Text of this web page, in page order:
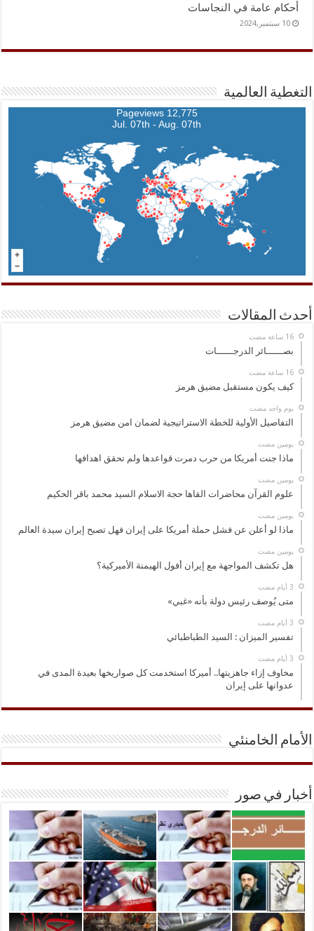
أحكام عامة في النجاسات
10 سبتمبر,2024
التغطية العالمية
12,775 Pageviews
Jul. 07th - Aug. 07th
أحدث المقالات
‏16 ساعة مضت
بصــــــائر الدرجــــــات
‏16 ساعة مضت
كيف يكون مستقبل مضيق هرمز
‏يوم واحد مضت
التفاصيل الأولية للخطة الاستراتيجية لضمان امن مضيق هرمز
‏يومين مضت
ماذا جنت أمريكا من حرب دمرت قواعدها ولم تحقق اهدافها
‏يومين مضت
علوم القرآن محاضرات القاها حجة الاسلام السيد محمد باقر الحكيم
‏يومين مضت
ماذا لو أعلن عن فشل حملة أمريكا على إيران فهل تصبح إيران سيدة العالم
‏يومين مضت
هل تكشف المواجهة مع إيران أفول الهيمنة الأميركية؟
متى يُوصف رئيس دولة بأنه «غبي»
تفسير الميزان : السيد الطباطبائي
مخاوف إزاء جاهزيتها.. أميركا استخدمت كل صواريخها بعيدة المدى في
عدوانها على إيران
الأمام الخامنئي
أخبار في صور